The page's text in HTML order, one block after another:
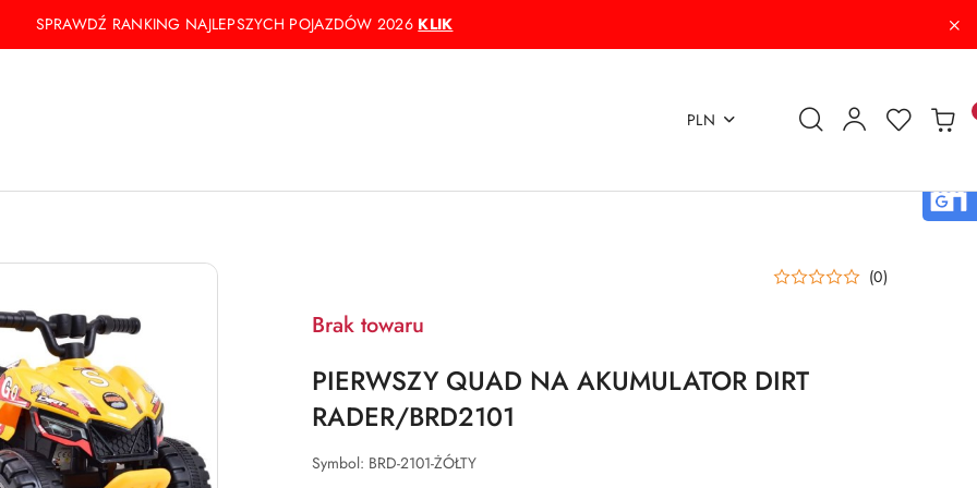
SPRAWDŹ RANKING NAJLEPSZYCH POJAZDÓW 2026 KLIK
PLN
(0)
Brak towaru
PIERWSZY QUAD NA AKUMULATOR DIRT
RADER/BRD2101
Symbol: BRD-2101-ŻÓŁTY